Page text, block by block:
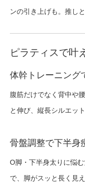
ンの引き上げも。推し
ピラティスで叶
体幹トレーニング
腹筋だけでなく背中や
と伸び、縦長シルエット
骨盤調整で下半身
O脚・下半身太りに悩
で、脚がスッと長く見え